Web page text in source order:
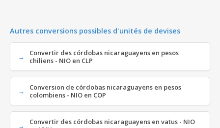
Autres conversions possibles d'unités de devises
Convertir des córdobas nicaraguayens en pesos
chiliens - NIO en CLP
Conversion de córdobas nicaraguayens en pesos
colombiens - NIO en COP
Convertir des córdobas nicaraguayens en vatus - NIO